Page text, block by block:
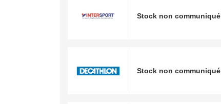
Stock non communiqué
Stock non communiqué